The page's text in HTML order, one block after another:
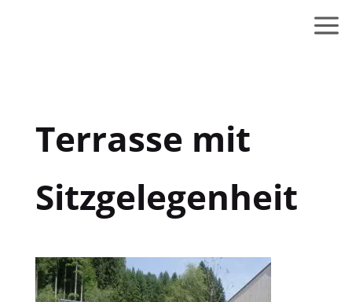
Terrasse mit
Sitzgelegenheit